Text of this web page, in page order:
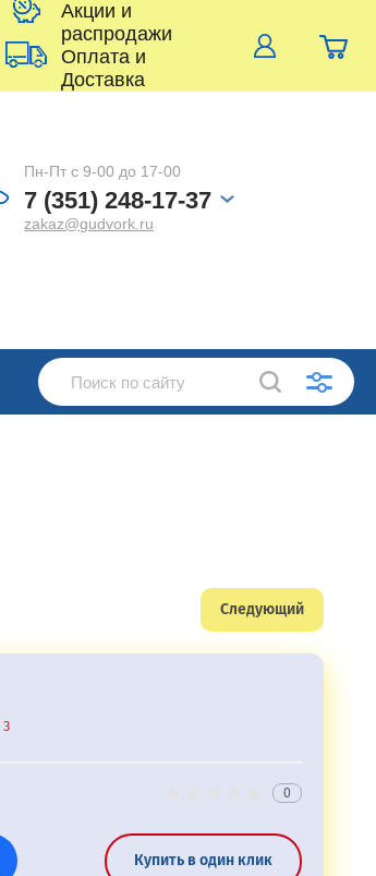
Акции и
распродажи
Оплата и
Доставка
Пн-Пт с 9-00 до 17-00
7 (351) 248-17-37
zakaz@gudvork.ru
Следующий
3
0
Купить в один клик